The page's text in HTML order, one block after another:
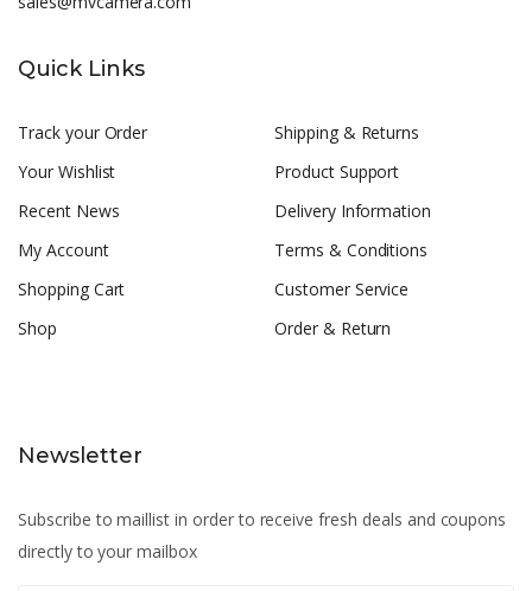
Quick Links
Track your Order
Your Wishlist
Recent News
My Account
Shopping Cart
Shop
Shipping & Returns
Product Support
Delivery Information
Terms & Conditions
Customer Service
Order & Return
Newsletter
Subscribe to maillist in order to receive fresh deals and coupons
directly to your mailbox